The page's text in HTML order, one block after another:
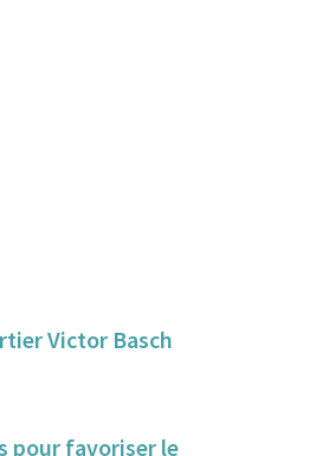
Victor Basch
pour favoriser le